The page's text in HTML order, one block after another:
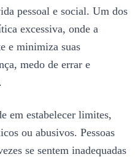
pessoal e social. Um dos
excessiva, onde a
e minimiza suas
medo de errar e
em estabelecer limites,
ou abusivos. Pessoas
se sentem inadequadas